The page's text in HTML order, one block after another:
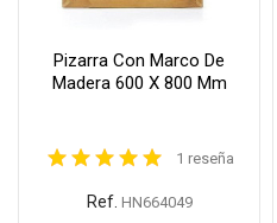
Pizarra Con Marco De
Madera 600 X 800 Mm
1 reseña
Ref. HN664049